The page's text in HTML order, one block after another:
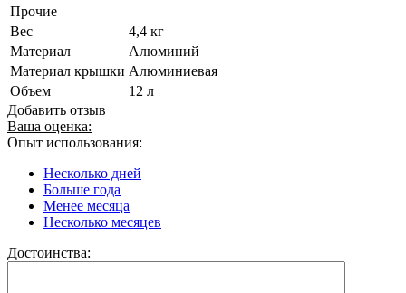
Прочие
Вес
4,4 кг
Материал
Алюминий
Материал крышки Алюминиевая
Объем
12 л
Добавить отзыв
Ваша оценка:
Опыт использования:
Несколько дней
Больше года
Менее месяца
Несколько месяцев
Достоинства: